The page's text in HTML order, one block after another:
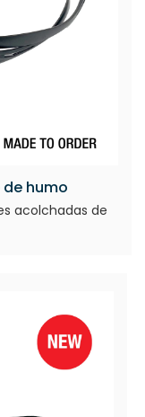
de humo
acolchadas de